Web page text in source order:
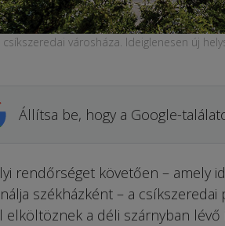
városháza. Ideiglenesen új
Állítsa be, hogy a Google-
rendőrséget követően – amely
székházként – a
elköltöznek a déli szárnyban lévő